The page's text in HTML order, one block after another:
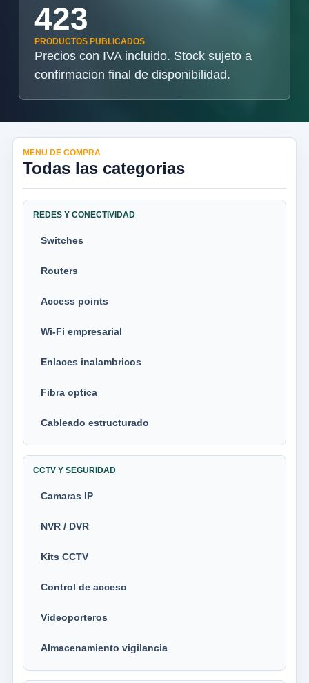
423
PRODUCTOS PUBLICADOS
Precios con IVA incluido. Stock sujeto a
confirmacion final de disponibilidad.
MENU DE COMPRA
Todas las categorias
REDES Y CONECTIVIDAD
Switches
Routers
Access points
Wi-Fi empresarial
Enlaces inalambricos
Fibra optica
Cableado estructurado
CCTV Y SEGURIDAD
Camaras IP
NVR / DVR
Kits CCTV
Control de acceso
Videoporteros
Almacenamiento vigilancia